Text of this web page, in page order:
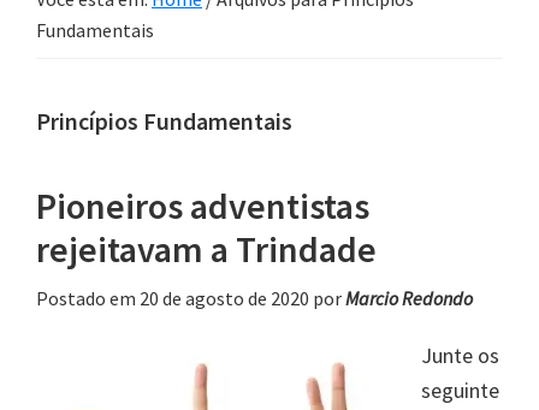
que
Fundamentais
Princípios Fundamentais
Pioneiros adventistas
rejeitavam a Trindade
Postado em 20 de agosto de 2020 porMarcio Redondo
Junte os
seguinte